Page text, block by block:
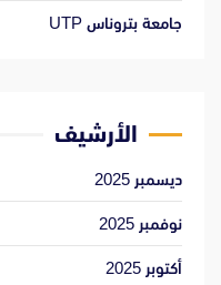
جامعة بتروناس UTP
الأرشيف
ديسمبر 2025
نوفمبر 2025
أكتوبر 2025